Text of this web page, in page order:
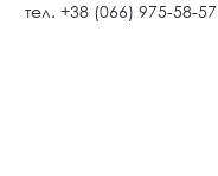
тел. +38 (066) 975-58-57